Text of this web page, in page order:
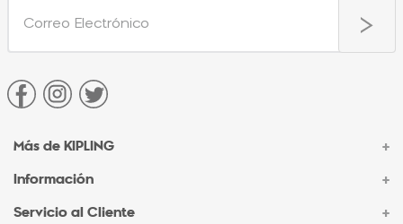
Más de KIPLING +
Acerca de Kipling
Sucursales
Información +
Contacto Corporativo
Servicio al Cliente +